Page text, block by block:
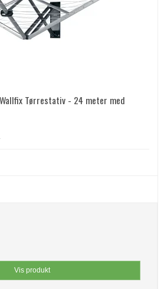
Tørrestativ - 24 meter med
Vis produkt